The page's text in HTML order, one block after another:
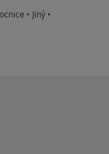
• Jiný •